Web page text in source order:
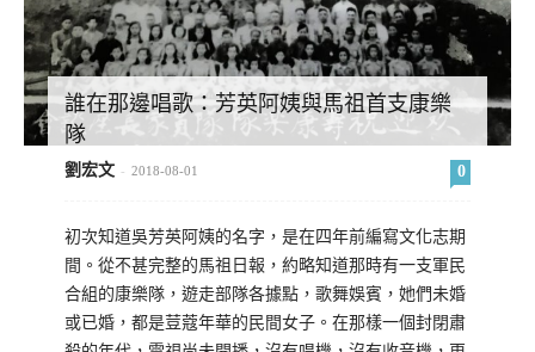
誰在那邊唱歌：芳英阿姨與馬祖首支康樂
隊
劉宏文 - 2018-08-01 0
初次知道吳芳英阿姨的名字，是在四年前編寫文化志期
間。從不甚完整的馬祖日報，約略知道那時有一支軍民
合組的康樂隊，遊走部隊各據點，歌舞娛賓，她們未婚
或已婚，都是荳蔻年華的民間女子。在那樣一個封閉肅